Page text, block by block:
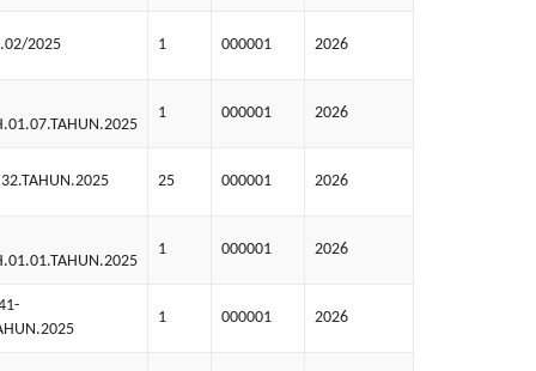
2025 1 000001 2026
1 000001 2026
25 000001 2026
1 000001 2026
1 000001 2026